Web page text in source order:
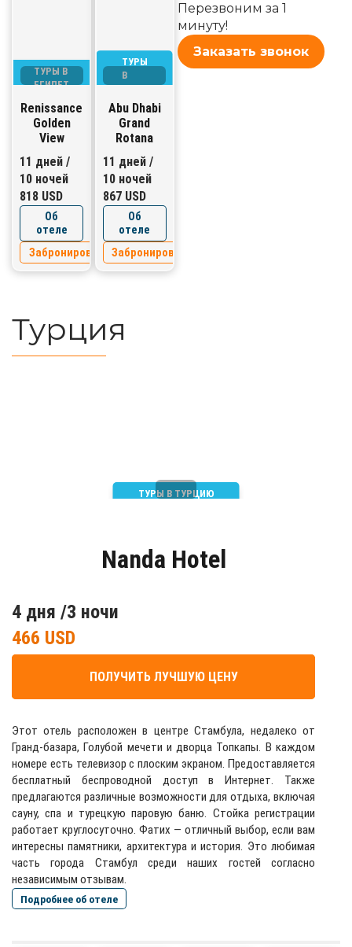
ТУРЫ В
ЕГИПЕТ
Renissance
Golden
View
11 дней /
10 ночей
818 USD
Об
отеле
Забронировать
ТУРЫ
В
ОАЭ
Abu Dhabi
Grand
Rotana
11 дней /
10 ночей
867 USD
Об
отеле
Забронировать
Перезвоним за 1
минуту!
Заказать звонок
Турция
ТУРЫ В ТУРЦИЮ
Nanda Hotel
4 дня /3 ночи
466 USD
ПОЛУЧИТЬ ЛУЧШУЮ ЦЕНУ
Этот отель расположен в центре Стамбула, недалеко от
Гранд-базара, Голубой мечети и дворца Топкапы. В каждом
номере есть телевизор с плоским экраном. Предоставляется
бесплатный беспроводной доступ в Интернет. Также
предлагаются различные возможности для отдыха, включая
сауну, спа и турецкую паровую баню. Стойка регистрации
работает круглосуточно. Фатих — отличный выбор, если вам
интересны памятники, архитектура и история. Это любимая
часть города Стамбул среди наших гостей согласно
независимым отзывам.
Подробнее об отеле